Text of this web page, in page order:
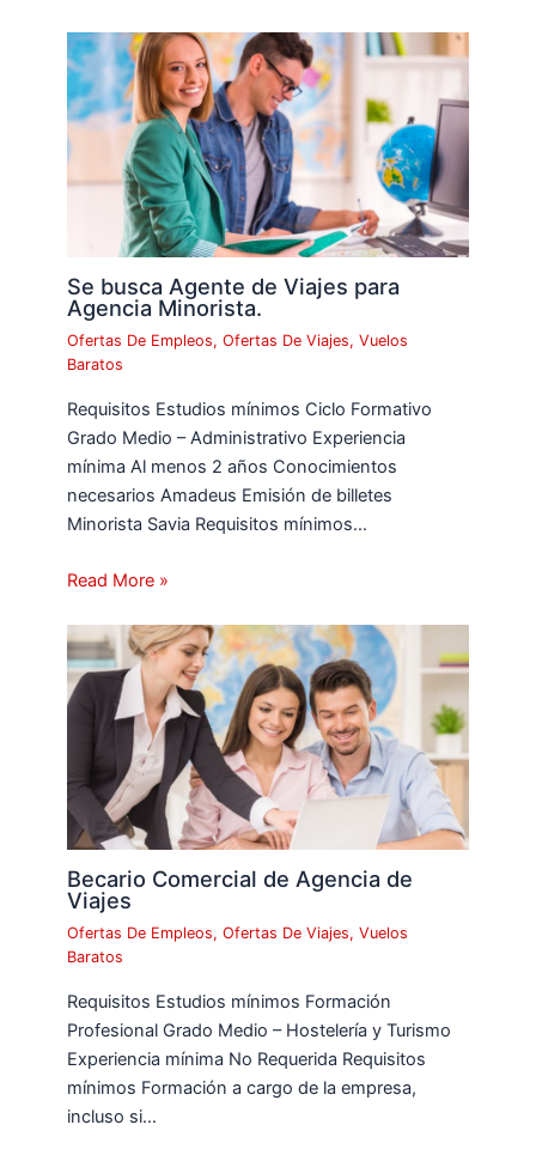
Se busca Agente de Viajes para
Agencia Minorista.
Ofertas De Empleos,Ofertas De Viajes,Vuelos
Baratos
Requisitos Estudios mínimos Ciclo Formativo
Grado Medio – Administrativo Experiencia
mínima Al menos 2 años Conocimientos
necesarios Amadeus Emisión de billetes
Minorista Savia Requisitos mínimos…
Read More »
Becario Comercial de Agencia de
Viajes
Ofertas De Empleos,Ofertas De Viajes,Vuelos
Baratos
Requisitos Estudios mínimos Formación
Profesional Grado Medio – Hostelería y Turismo
Experiencia mínima No Requerida Requisitos
mínimos Formación a cargo de la empresa,
incluso si…